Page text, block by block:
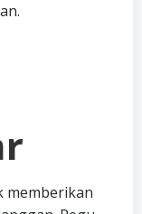
memberikan